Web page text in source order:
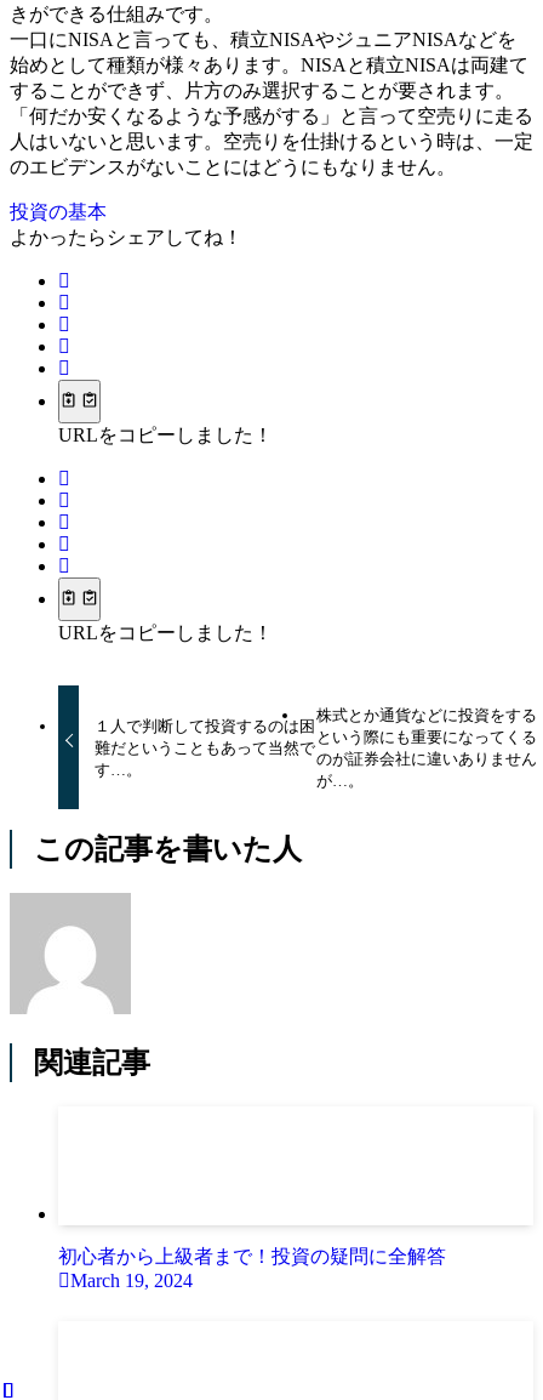
きができる仕組みです。
一口にNISAと言っても、積立NISAやジュニアNISAなどを
始めとして種類が様々あります。NISAと積立NISAは両建て
することができず、片方のみ選択することが要されます。
「何だか安くなるような予感がする」と言って空売りに走る
人はいないと思います。空売りを仕掛けるという時は、一定
のエビデンスがないことにはどうにもなりません。
投資の基本
よかったらシェアしてね！
URLをコピーしました！
URLをコピーしました！
１人で判断して投資するのは困
難だということもあって当然で
す…。
株式とか通貨などに投資をする
という際にも重要になってくる
のが証券会社に違いありません
が…。
この記事を書いた人
関連記事
初心者から上級者まで！投資の疑問に全解答
March 19, 2024